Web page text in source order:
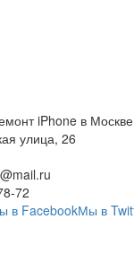
iPhone в Москве
улица, 26
72
в FacebookМы в